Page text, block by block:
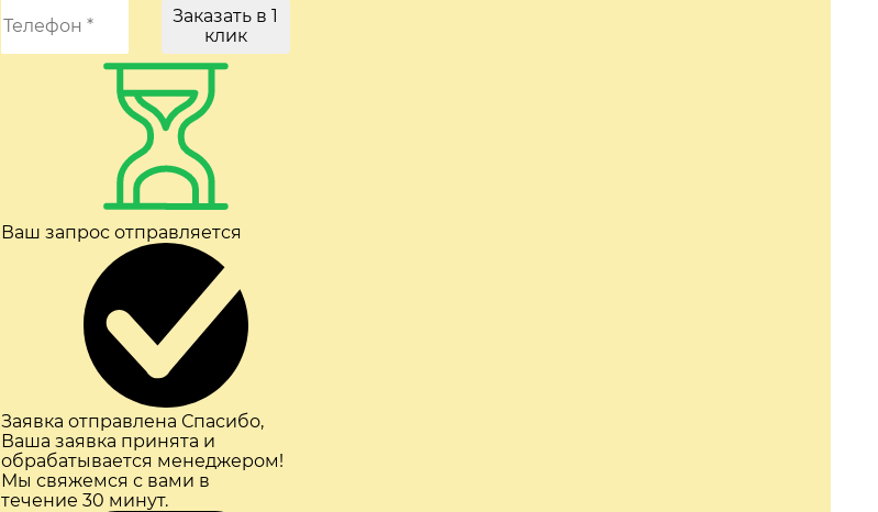
Заказать в 1
клик
Ваш запрос отправляется
Заявка отправлена Спасибо,
Ваша заявка принята и
обрабатывается менеджером!
Мы свяжемся с вами в
течение 30 минут.